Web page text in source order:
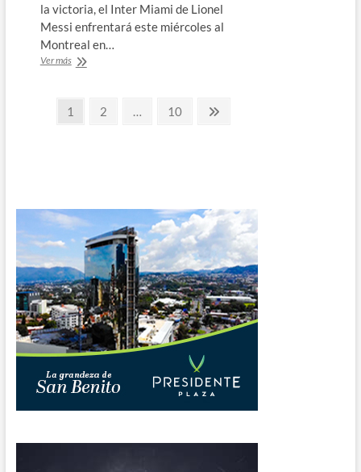
la victoria, el Inter Miami de Lionel
Messi enfrentará este miércoles al
Montreal en…
Ver másA
mes
intentará
alzar
vuelo
frente
al
Montreal
Paginación
Página
1 Página
2 … Página
10
Página